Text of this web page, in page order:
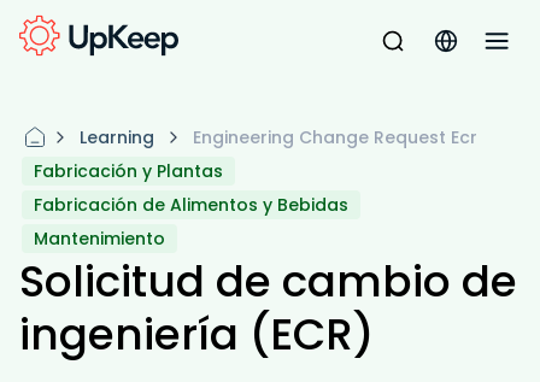
Learning
Engineering Change Request Ecr
Fabricación y Plantas
Fabricación de Alimentos y Bebidas
Mantenimiento
Solicitud de cambio de
ingeniería (ECR)